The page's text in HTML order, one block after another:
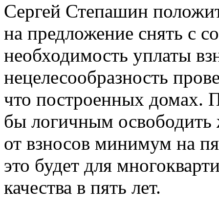
Сергей Степашин
на предложение снять с
необходимость уплаты
нецелесообразность
что построенных домах.
бы логичным освободить
от взносов минимум на
это будет для
качества в пять лет.